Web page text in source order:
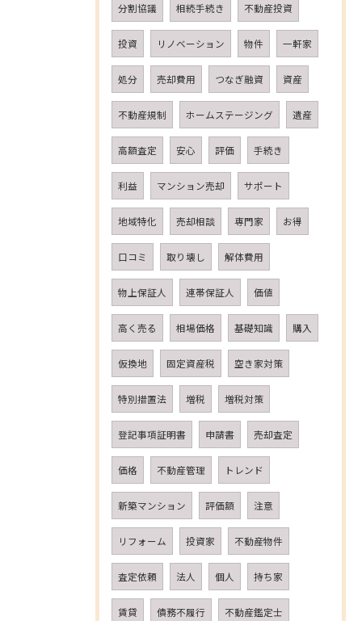
分割協議 相続手続き 不動産投資
投資 リノベーション 物件 一軒家
処分 売却費用 つなぎ融資 資産
不動産規制 ホームステージング 遺産
高額査定 安心 評価 手続き
利益 マンション売却 サポート
地域特化 売却相談 専門家 お得
口コミ 取り壊し 解体費用
物上保証人 連帯保証人 価値
高く売る 相場価格 基礎知識 購入
仮換地 固定資産税 空き家対策
特別措置法 増税 増税対策
登記事項証明書 申請書 売却査定
価格 不動産管理 トレンド
新築マンション 評価額 注意
リフォーム 投資家 不動産物件
査定依頼 法人 個人 持ち家
賃貸 債務不履行 不動産鑑定士